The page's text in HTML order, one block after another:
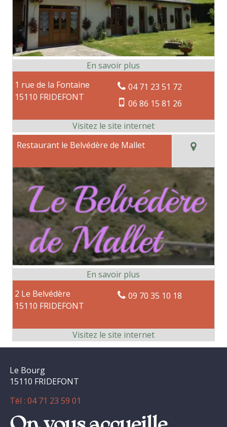
1 rue de la Fontaine
15110 FRIDEFONT
04 71 23 51 72
06 86 15 81 26
Restaurant le Belvédère de Mallet
2 Le Belvédère
15110 FRIDEFONT
09 70 35 10 18
Le Bourg
15110 FRIDEFONT
Tél : 04 71 23 59 01